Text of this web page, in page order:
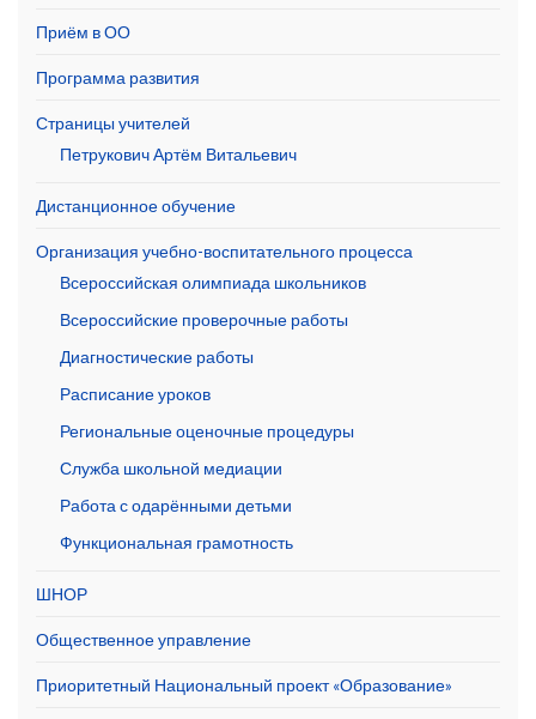
Приём в ОО
Программа развития
Страницы учителей
Петрукович Артём Витальевич
Дистанционное обучение
Организация учебно-воспитательного процесса
Всероссийская олимпиада школьников
Всероссийские проверочные работы
Диагностические работы
Расписание уроков
Региональные оценочные процедуры
Служба школьной медиации
Работа с одарёнными детьми
Функциональная грамотность
ШНОР
Общественное управление
Приоритетный Национальный проект «Образование»